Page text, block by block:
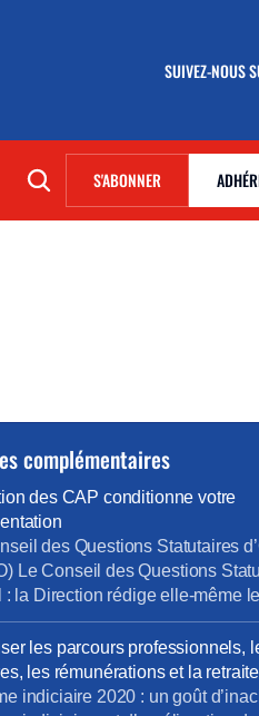
SUIVEZ-NOUS
(NOUVELLE
S'ABONNER(NOUVELLE FENÊTRE)
complémentaires
des CAP conditionne votre
des Questions Statutaires
Le Conseil des Questions
: la Direction rédige elle-même
aux fonctionnaires de
avant validation par le
et la CFTC dénoncent ce
qui constitue une
les parcours professionnels,
les rémunérations et la retraite
indiciaire 2020 : un goût